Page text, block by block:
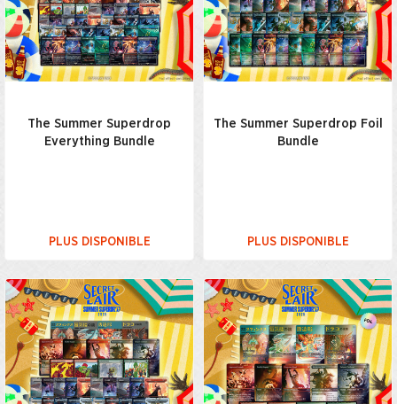
The Summer Superdrop
Everything Bundle
PLUS DISPONIBLE
The Summer Superdrop Foil
Bundle
PLUS DISPONIBLE